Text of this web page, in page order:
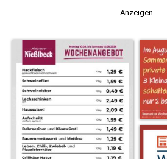
-Anzeigen-